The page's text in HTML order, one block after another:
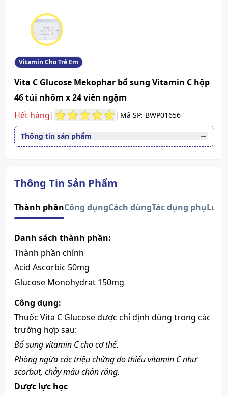
Vitamin Cho Trẻ Em
Vita C Glucose Mekophar bổ sung Vitamin C hộp
46 túi nhôm x 24 viên ngậm
Hết hàng| | Mã SP: BWP01656
Thông tin sản phẩm
Nhà sản xuất
MEKOPHAR
Nước sản xuất
Xuất xứ thương
Việt Nam
Acid Ascorbic 50mgGlucose
thế thuốc chữa bệnh.
Thông Tin Sản Phẩm
Thành phầnCông dụngCách dùngTác dụng phụLưu
Danh sách thành phần:
Thành phần chính
Acid Ascorbic 50mg
Glucose Monohydrat 150mg
Công dụng:
Thuốc Vita C Glucose được chỉ định dùng trong các
trường hợp sau:
Bổ sung vitamin C cho cơ thể.
Phòng ngừa các triệu chứng do thiếu vitamin C như
scorbut, chảy máu chân răng.
Dược lực học